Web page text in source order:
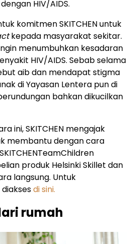
HIV/AIDS.
komitmen SKITCHEN untuk
kepada masyarakat sekitar.
ingin menumbuhkan kesadaran
HIV/AIDS. Sebab selama
aib dan mendapat stigma
di Yayasan Lentera pun di
bahkan dikucilkan
ini, SKITCHEN mengajak
membantu dengan cara
produk Helsinki Skillet dan
langsung. Untuk
di sini.
rumah